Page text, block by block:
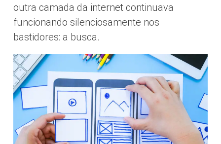
outra camada da internet continuava
funcionando silenciosamente nos
bastidores: a busca.